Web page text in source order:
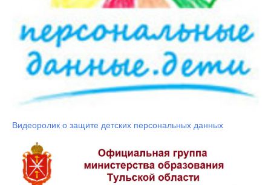
Видеоролик о защите детских персональных данных